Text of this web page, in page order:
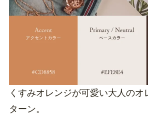
くすみオレンジが可愛い大人のオ
ターン。